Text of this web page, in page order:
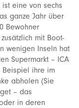
eine von sechs
ganze Jahr über
Bewohner
mit Boot-
wenigen Inseln hat
Supermarkt – ICA
Beispiel ihre im
abholen (Sie
– das
in deren